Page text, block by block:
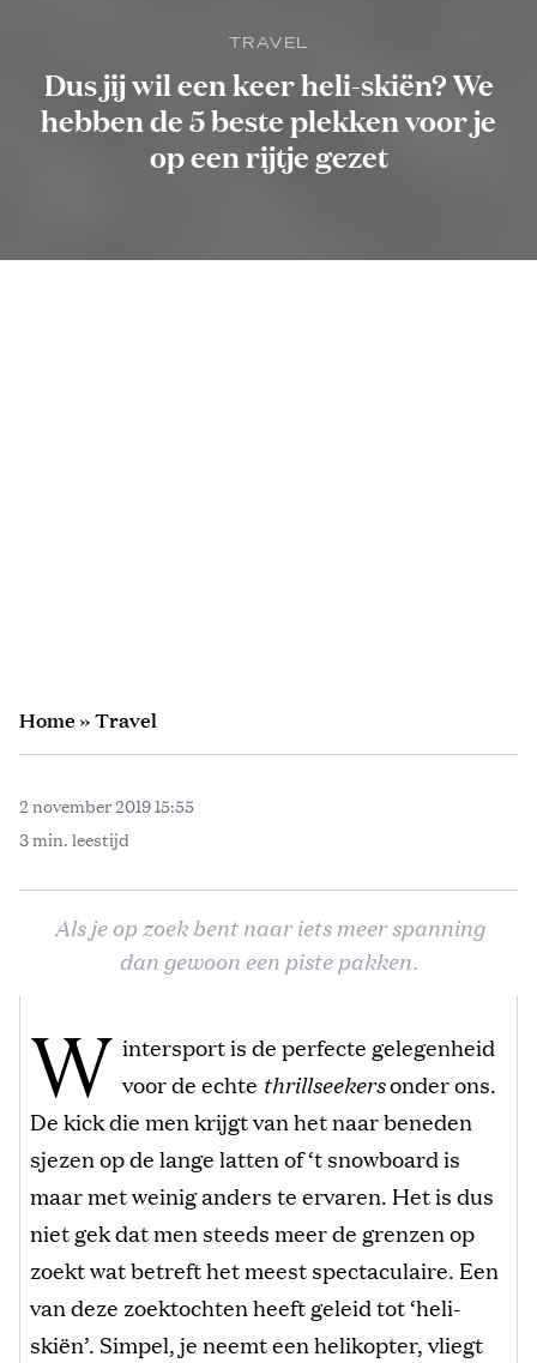
TRAVEL
Dus jij wil een keer heli-skiën? We
hebben de 5 beste plekken voor je
op een rijtje gezet
Home»Travel
2 november 2019 15:55
3 min. leestijd
Als je op zoek bent naar iets meer spanning
dan gewoon een piste pakken.
W intersport is de perfecte gelegenheid
voor de echte thrillseekersonder ons.
De kick die men krijgt van het naar beneden
sjezen op de lange latten of ‘t snowboard is
maar met weinig anders te ervaren. Het is dus
niet gek dat men steeds meer de grenzen op
zoekt wat betreft het meest spectaculaire. Een
van deze zoektochten heeft geleid tot ‘heli-
skiën’. Simpel, je neemt een helikopter, vliegt